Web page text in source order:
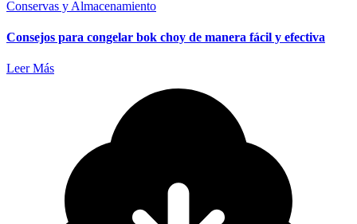
Conservas y Almacenamiento
Consejos para congelar bok choy de manera fácil y efectiva
Leer Más